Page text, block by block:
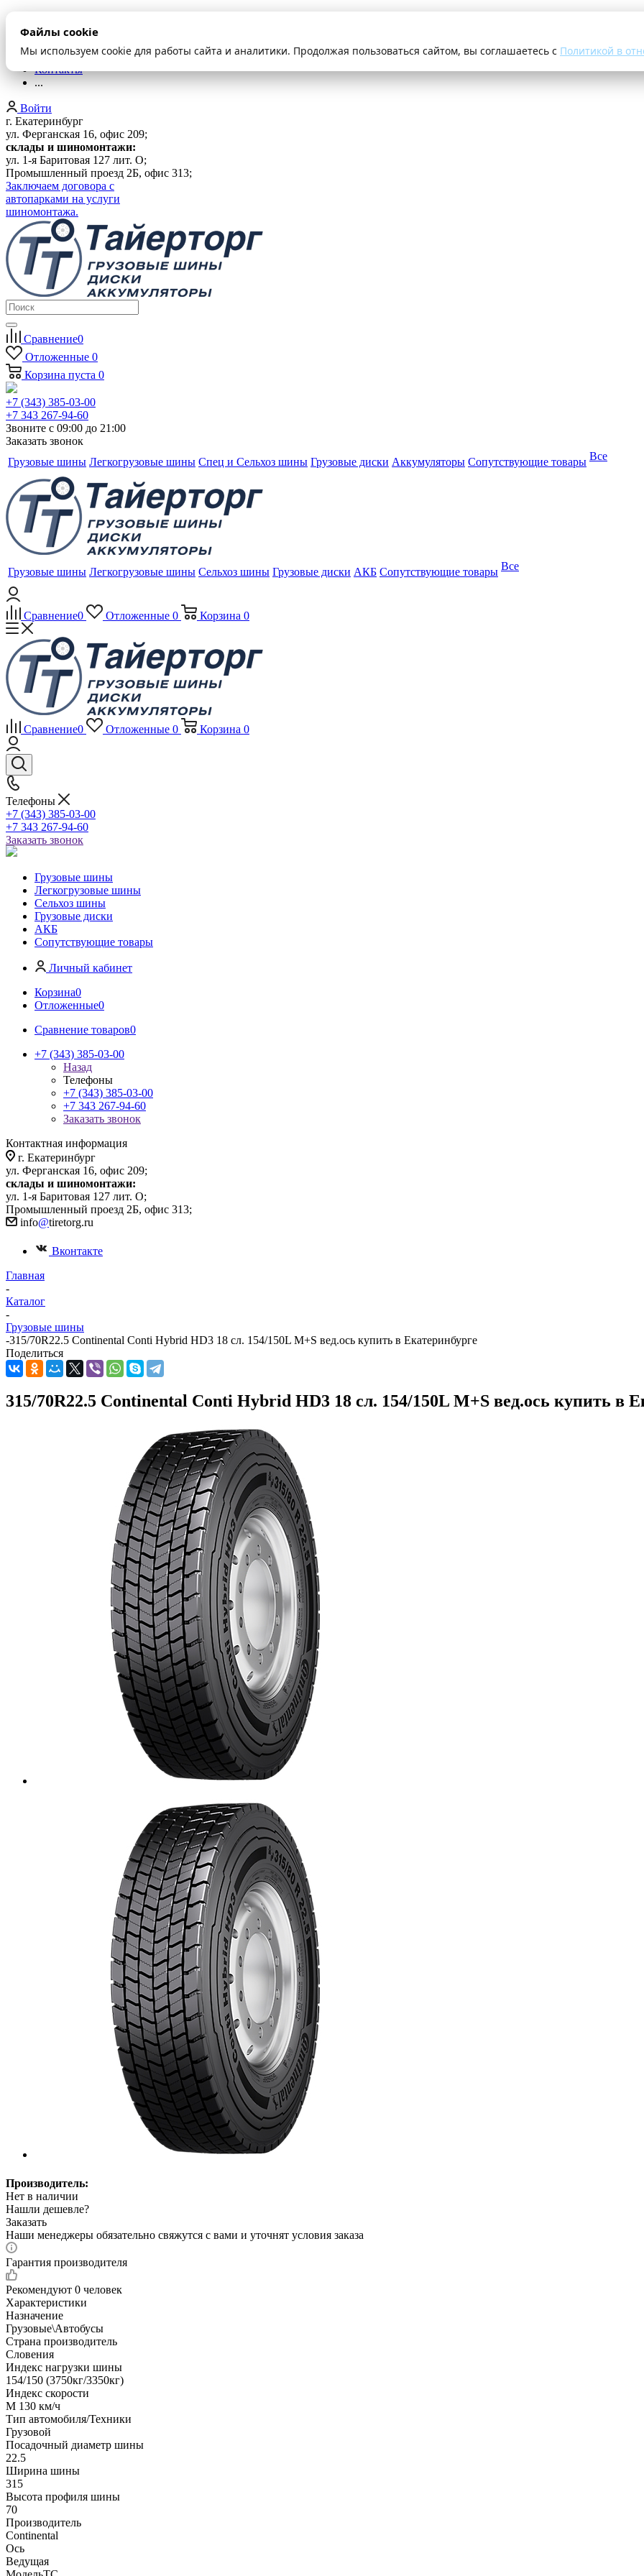
Файлы cookie
Мы используем cookie для работы сайта и аналитики. Продолжая пользоваться сайтом, вы соглашаетесь с Политикой в
Оплата и доставка
Шиномонтаж
Контакты
...
Войти
г. Екатеринбург
ул. Ферганская 16, офис 209;
склады и шиномонтажи:
ул. 1-я Баритовая 127 лит. О;
Промышленный проезд 2Б, офис 313;
Заключаем договора с
автопарками на услуги
шиномонтажа.
Сравнение0
Отложенные 0
Корзина пуста 0
+7 (343) 385-03-00
+7 343 267-94-60
Звоните с 09:00 до 21:00
Заказать звонок
Грузовые шины Легкогрузовые шины Спец и Сельхоз шины Грузовые диски Аккумуляторы Сопутствующие товары Все
Грузовые шины Легкогрузовые шины Сельхоз шины Грузовые диски АКБ Сопутствующие товары Все
Сравнение0 Отложенные 0 Корзина 0
Сравнение0 Отложенные 0 Корзина 0
Телефоны
+7 (343) 385-03-00
+7 343 267-94-60
Заказать звонок
Грузовые шины
Легкогрузовые шины
Сельхоз шины
Грузовые диски
АКБ
Сопутствующие товары
Личный кабинет
Корзина0
Отложенные0
Сравнение товаров0
+7 (343) 385-03-00
Назад
Телефоны
+7 (343) 385-03-00
+7 343 267-94-60
Заказать звонок
Контактная информация
г. Екатеринбург
ул. Ферганская 16, офис 209;
склады и шиномонтажи:
ул. 1-я Баритовая 127 лит. О;
Промышленный проезд 2Б, офис 313;
info@tiretorg.ru
Вконтакте
Главная
-
Каталог
-
Грузовые шины
-315/70R22.5 Continental Conti Hybrid HD3 18 сл. 154/150L M+S вед.ось купить в Екатеринбурге
Поделиться
315/70R22.5 Continental Conti Hybrid HD3 18 сл. 154/150L M+S вед.ось купить в
Производитель:
Нет в наличии
Нашли дешевле?
Заказать
Наши менеджеры обязательно свяжутся с вами и уточнят условия заказа
Гарантия производителя
Рекомендуют 0 человек
Характеристики
Назначение
Грузовые\Автобусы
Страна производитель
Словения
Индекс нагрузки шины
154/150 (3750кг/3350кг)
Индекс скорости
M 130 км/ч
Тип автомобиля/Техники
Грузовой
Посадочный диаметр шины
22.5
Ширина шины
315
Высота профиля шины
70
Производитель
Continental
Ось
Ведущая